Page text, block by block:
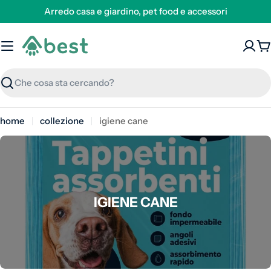
Arredo casa e giardino, pet food e accessori
Ricerca
home collezione igiene cane
COLLEZIONE:
IGIENE CANE